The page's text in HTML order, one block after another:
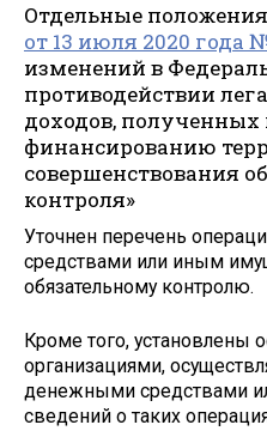
Отдельные положения
от 13 июля 2020 года
изменений в
противодействии
доходов,
финансированию
совершенствования
контроля»
Уточнен перечень
средствами или иным
обязательному контролю.
Кроме того, установлены
организациями,
денежными средствами
сведений о таких